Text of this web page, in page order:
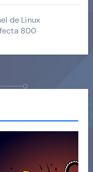
de Linux
800